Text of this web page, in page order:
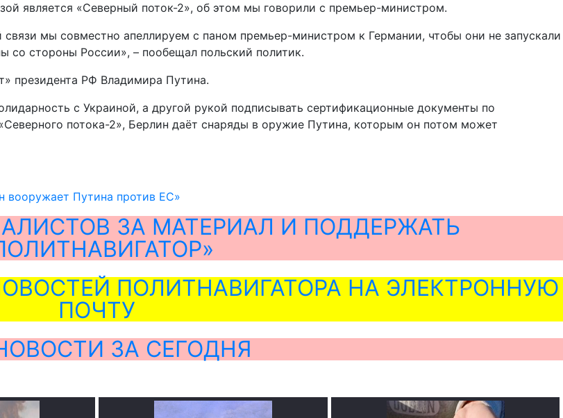
является «Северный поток-2», об этом мы говорили с премьер-министром.
мы совместно апеллируем с паном премьер-министром к Германии, чтобы они не запускали
со стороны России», – пообещал польский политик.
президента РФ Владимира Путина.
с Украиной, а другой рукой подписывать сертификационные документы по
потока-2», Берлин даёт снаряды в оружие Путина, которым он потом может
вооружает Путина против ЕС»
ЗА МАТЕРИАЛ И ПОДДЕРЖАТЬ
ПОЛИТНАВИГАТОРА НА ЭЛЕКТРОННУЮ
ПОЧТУ
ЗА СЕГОДНЯ